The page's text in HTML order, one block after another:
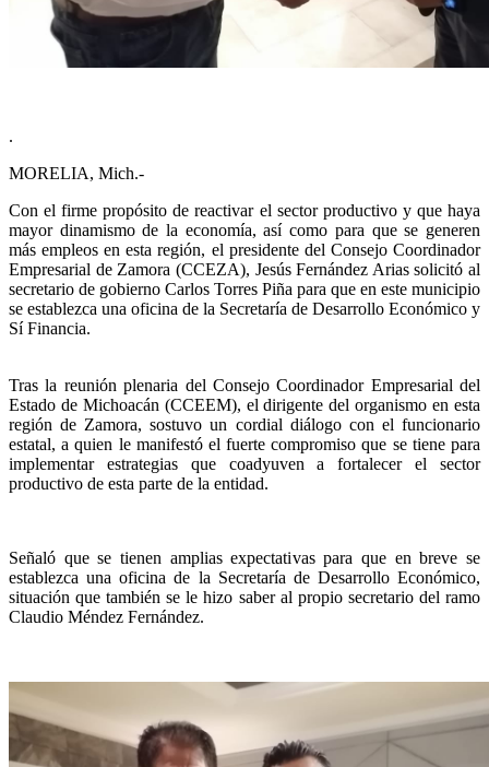
.
MORELIA, Mich.-
Con el firme propósito de reactivar el sector productivo y que haya
mayor dinamismo de la economía, así como para que se generen
más empleos en esta región, el presidente del Consejo Coordinador
Empresarial de Zamora (CCEZA), Jesús Fernández Arias solicitó al
secretario de gobierno Carlos Torres Piña para que en este municipio
se establezca una oficina de la Secretaría de Desarrollo Económico y
Sí Financia.
Tras la reunión plenaria del Consejo Coordinador Empresarial del
Estado de Michoacán (CCEEM), el dirigente del organismo en esta
región de Zamora, sostuvo un cordial diálogo con el funcionario
estatal, a quien le manifestó el fuerte compromiso que se tiene para
implementar estrategias que coadyuven a fortalecer el sector
productivo de esta parte de la entidad.
Señaló que se tienen amplias expectativas para que en breve se
establezca una oficina de la Secretaría de Desarrollo Económico,
situación que también se le hizo saber al propio secretario del ramo
Claudio Méndez Fernández.